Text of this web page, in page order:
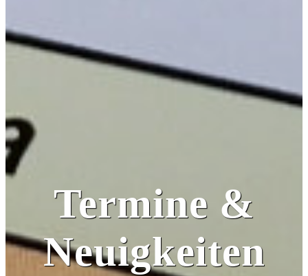
Termine &
Neuigkeiten